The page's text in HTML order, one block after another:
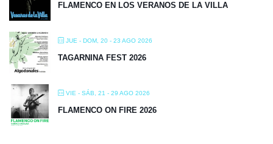
FLAMENCO EN LOS VERANOS DE LA VILLA
JUE - DOM, 20 - 23 AGO 2026
TAGARNINA FEST 2026
VIE - SÁB, 21 - 29 AGO 2026
FLAMENCO ON FIRE 2026